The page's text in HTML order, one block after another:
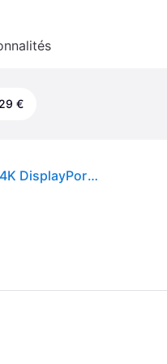
€
Hub HP Universal USB-C Multiport 7 ports HDMI 4K DisplayPort LAN 65W Noir